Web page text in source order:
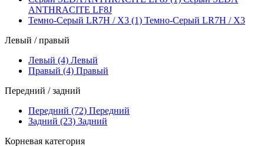
ANTHRACITE LF8J
Темно-Серый LR7H / X3 (1) Темно-Серый LR7H / X3
Левый / правый
Левый (4) Левый
Правый (4) Правый
Передний / задний
Передний (72) Передний
Задний (23) Задний
Корневая категория